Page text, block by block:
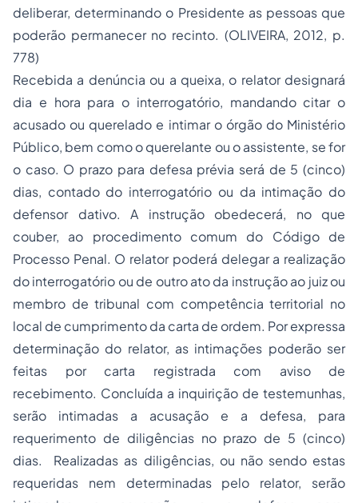
deliberar, determinando o Presidente as pessoas que
poderão permanecer no recinto. (OLIVEIRA, 2012, p.
778)
Recebida a denúncia ou a queixa, o relator designará
dia e hora para o interrogatório, mandando citar o
acusado ou querelado e intimar o órgão do Ministério
Público, bem como o querelante ou o assistente, se for
o caso. O prazo para defesa prévia será de 5 (cinco)
dias, contado do interrogatório ou da intimação do
defensor dativo. A instrução obedecerá, no que
couber, ao procedimento comum do Código de
Processo Penal. O relator poderá delegar a realização
do interrogatório ou de outro ato da instrução ao juiz ou
membro de tribunal com competência territorial no
local de cumprimento da carta de ordem. Por expressa
determinação do relator, as intimações poderão ser
feitas por carta registrada com aviso de
recebimento. Concluída a inquirição de testemunhas,
serão intimadas a acusação e a defesa, para
requerimento de diligências no prazo de 5 (cinco)
dias. Realizadas as diligências, ou não sendo estas
requeridas nem determinadas pelo relator, serão